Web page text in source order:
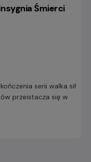
Śmierci
serii walka sił
przeistacza się w